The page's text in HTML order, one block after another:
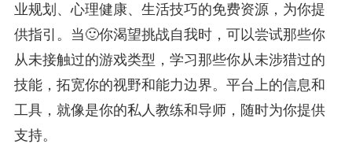
业规划、心理健康、生活技巧的免费资源，为你提
供指引。当🙂你渴望挑战自我时，可以尝试那些你
从未接触过的游戏类型，学习那些你从未涉猎过的
技能，拓宽你的视野和能力边界。平台上的信息和
工具，就像是你的私人教练和导师，随时为你提供
支持。